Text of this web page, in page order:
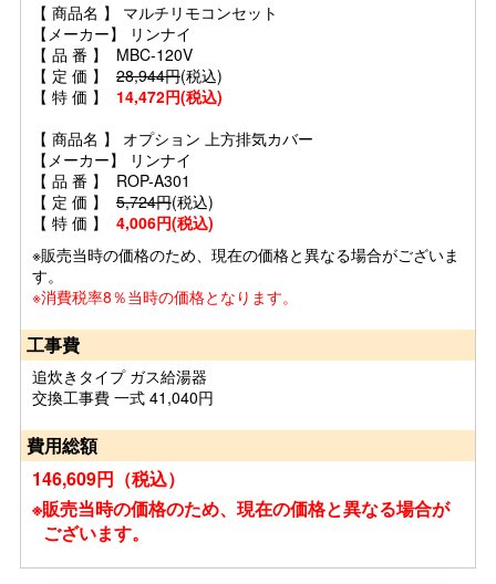
【 商品名 】 マルチリモコンセット
【メーカー】 リンナイ
【 品 番 】 MBC-120V
【 定 価 】 28,944円(税込)
【 特 価 】 14,472円(税込)
【 商品名 】 オプション 上方排気カバー
【メーカー】 リンナイ
【 品 番 】 ROP-A301
【 定 価 】 5,724円(税込)
【 特 価 】 4,006円(税込)
※販売当時の価格のため、現在の価格と異なる場合がございま
す。
※消費税率8％当時の価格となります。
工事費
追炊きタイプ ガス給湯器
交換工事費 一式 41,040円
費用総額
146,609円（税込）
※販売当時の価格のため、現在の価格と異なる場合が
ございます。